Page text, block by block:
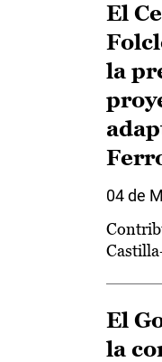
El
la
04 de
El
la